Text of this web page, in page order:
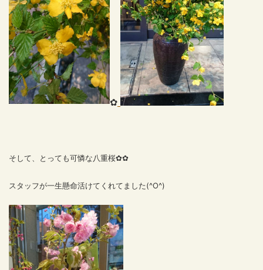
✿
そして、とっても可憐な八重桜✿✿
スタッフが一生懸命活けてくれてました(^O^)